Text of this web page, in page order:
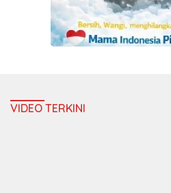
VIDEO TERKINI